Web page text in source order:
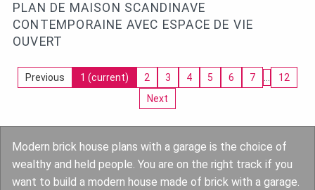
PLAN DE MAISON SCANDINAVE
CONTEMPORAINE AVEC ESPACE DE VIE
OUVERT
Previous 1 (current) 2 3 4 5 6 7
12
Next
Modern brick house plans with a garage is the choice of
wealthy and held people. You are on the right track if you
want to build a modern house made of brick with a garage.